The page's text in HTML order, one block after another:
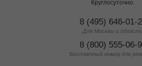
Круглосуточно.
8 (495) 646-01-
Для Москвы и
8 (800) 555-06-
Бесплатный номер для